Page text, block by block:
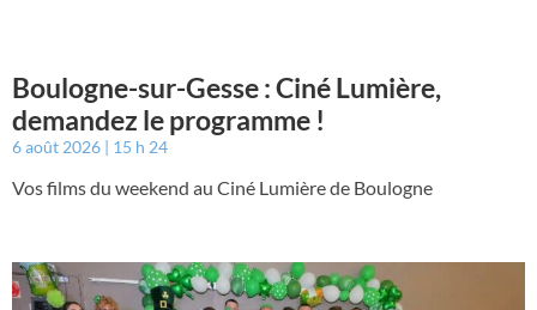
Boulogne-sur-Gesse : Ciné Lumière,
demandez le programme !
6 août 2026 15 h 24
Vos films du weekend au Ciné Lumière de Boulogne